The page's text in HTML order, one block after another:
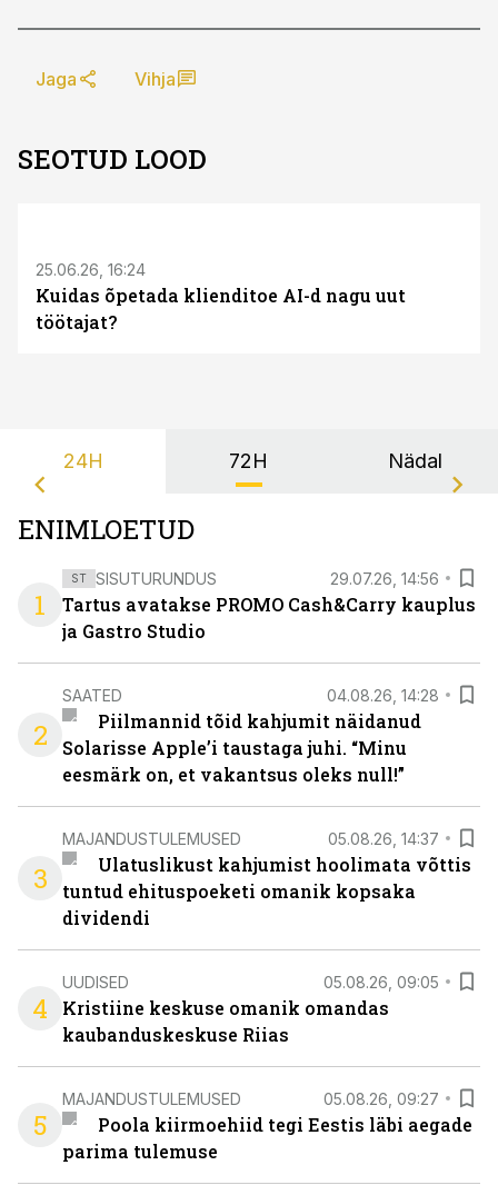
Jaga Vihja
SEOTUD LOOD
25.06.26, 16:24
Kuidas õpetada klienditoe AI-d nagu uut
töötajat?
24H 72H Nädal
ENIMLOETUD
1
ST SISUTURUNDUS 29.07.26, 14:56
Tartus avatakse PROMO Cash&Carry kauplus
ja Gastro Studio
2
SAATED 04.08.26, 14:28
Piilmannid tõid kahjumit näidanud
Solarisse Apple’i taustaga juhi. “Minu
eesmärk on, et vakantsus oleks null!”
3
MAJANDUSTULEMUSED 05.08.26, 14:37
Ulatuslikust kahjumist hoolimata võttis
tuntud ehituspoeketi omanik kopsaka
dividendi
4
UUDISED 05.08.26, 09:05
Kristiine keskuse omanik omandas
kaubanduskeskuse Riias
5
MAJANDUSTULEMUSED 05.08.26, 09:27
Poola kiirmoehiid tegi Eestis läbi aegade
parima tulemuse